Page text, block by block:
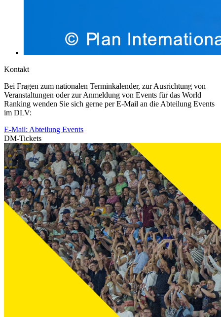
Kontakt
Bei Fragen zum nationalen Terminkalender, zur Ausrichtung von
Veranstaltungen oder zur Anmeldung von Events für das World
Ranking wenden Sie sich gerne per E-Mail an die Abteilung Events
im DLV:
E-Mail: Abteilung Events
DM-Tickets